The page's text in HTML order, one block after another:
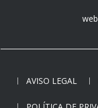
AVISO LEGAL